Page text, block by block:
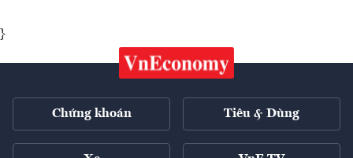
}
Chứng khoán Tiêu & Dùng